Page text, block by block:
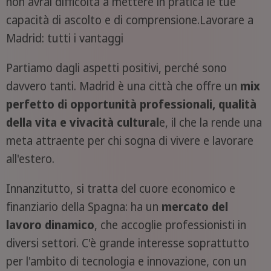
capacità di ascolto e di comprensione.Lavorare a
Madrid: tutti i vantaggi
Partiamo dagli aspetti positivi, perché sono
davvero tanti. Madrid è una città che offre un mix
perfetto di opportunità professionali, qualità
della vita e vivacità culturale, il che la rende una
meta attraente per chi sogna di vivere e lavorare
all'estero.
Innanzitutto, si tratta del cuore economico e
finanziario della Spagna: ha un mercato del
lavoro dinamico, che accoglie professionisti in
diversi settori. C'è grande interesse soprattutto
per l'ambito di tecnologia e innovazione, con un